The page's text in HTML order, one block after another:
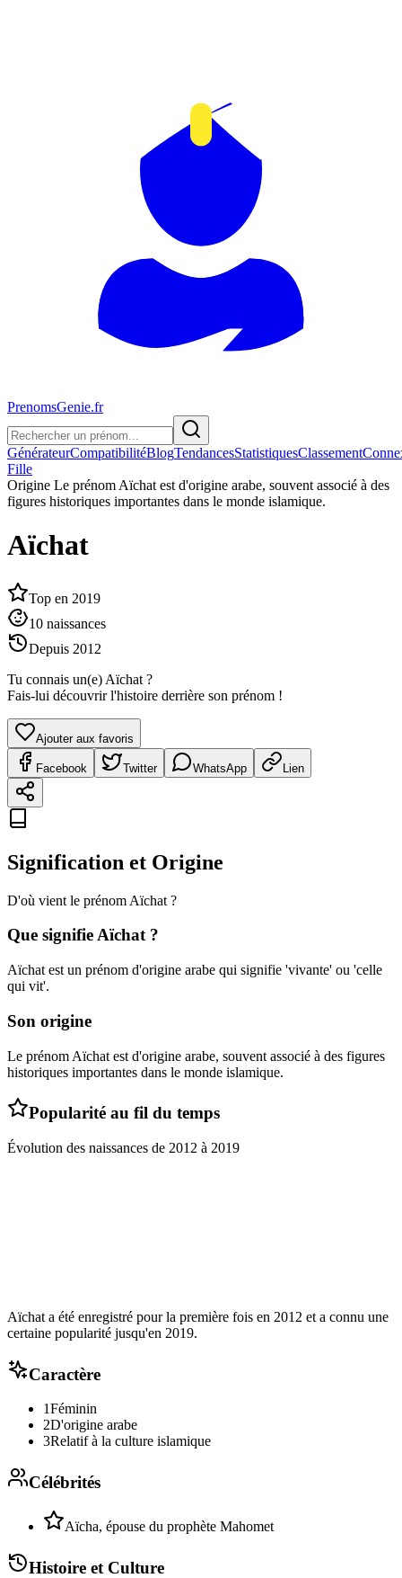
PrenomsGenie.fr
GénérateurCompatibilitéBlogTendancesStatistiquesClassement
Fille
Origine Le prénom Aïchat est d'origine arabe, souvent associé à des
figures historiques importantes dans le monde islamique.
Aïchat
Top en 2019
10 naissances
Depuis 2012
Tu connais un(e) Aïchat ?
Fais-lui découvrir l'histoire derrière son prénom !
Ajouter aux favoris
Facebook Twitter WhatsApp Lien
Signification et Origine
D'où vient le prénom Aïchat ?
Que signifieAïchat?
Aïchat est un prénom d'origine arabe qui signifie 'vivante' ou 'celle
qui vit'.
Son origine
Le prénom Aïchat est d'origine arabe, souvent associé à des figures
historiques importantes dans le monde islamique.
Popularité au fil du temps
Évolution des naissances de 2012 à 2019
Aïchat a été enregistré pour la première fois en 2012 et a connu une
certaine popularité jusqu'en 2019.
Caractère
1Féminin
2D'origine arabe
3Relatif à la culture islamique
Célébrités
Aïcha, épouse du prophète Mahomet
Histoire et Culture